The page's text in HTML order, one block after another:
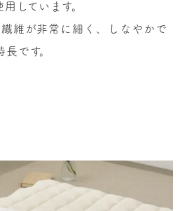
しています。
維が非常に細く、しなやかで
です。